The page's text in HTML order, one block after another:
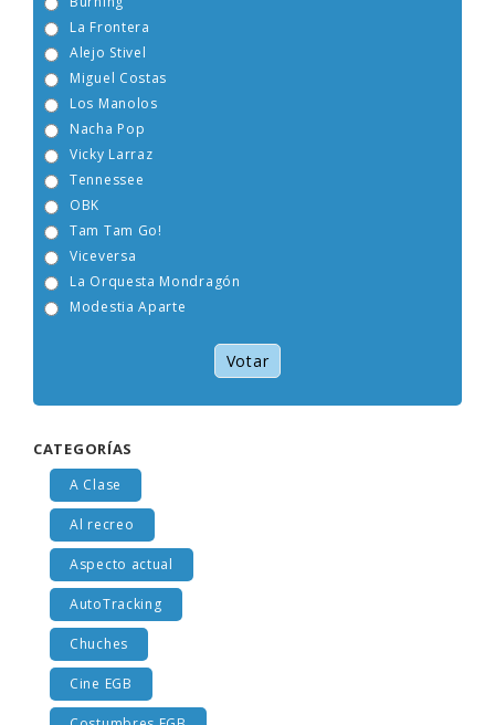
Burning
Alejo Stivel
Miguel Costas
Nacha Pop
Vicky Larraz
La Orquesta Mondragón
Modestia Aparte
Votar
A Clase
Al recreo
Aspecto actual
AutoTracking
Chuches
Cine EGB